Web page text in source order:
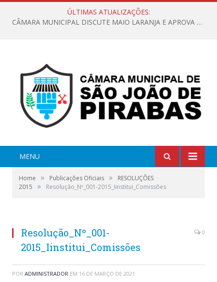
ÚLTIMAS ATUALIZAÇÕES:
CÂMARA MUNICIPAL DISCUTE MAIO LARANJA E APROVA REQUERIMENTO SOBRE SINALIZAÇÃO URBANA
MENU
Home » Publicações Oficiais »
RESOLUÇÕES
2015
» Resolução_Nº_001-2015_Iinstitui_Comissões
Resolução_Nº_001-
2015_Iinstitui_Comissões
0
POR ADMINISTRADOR EM 16 DE MARÇO DE 2021